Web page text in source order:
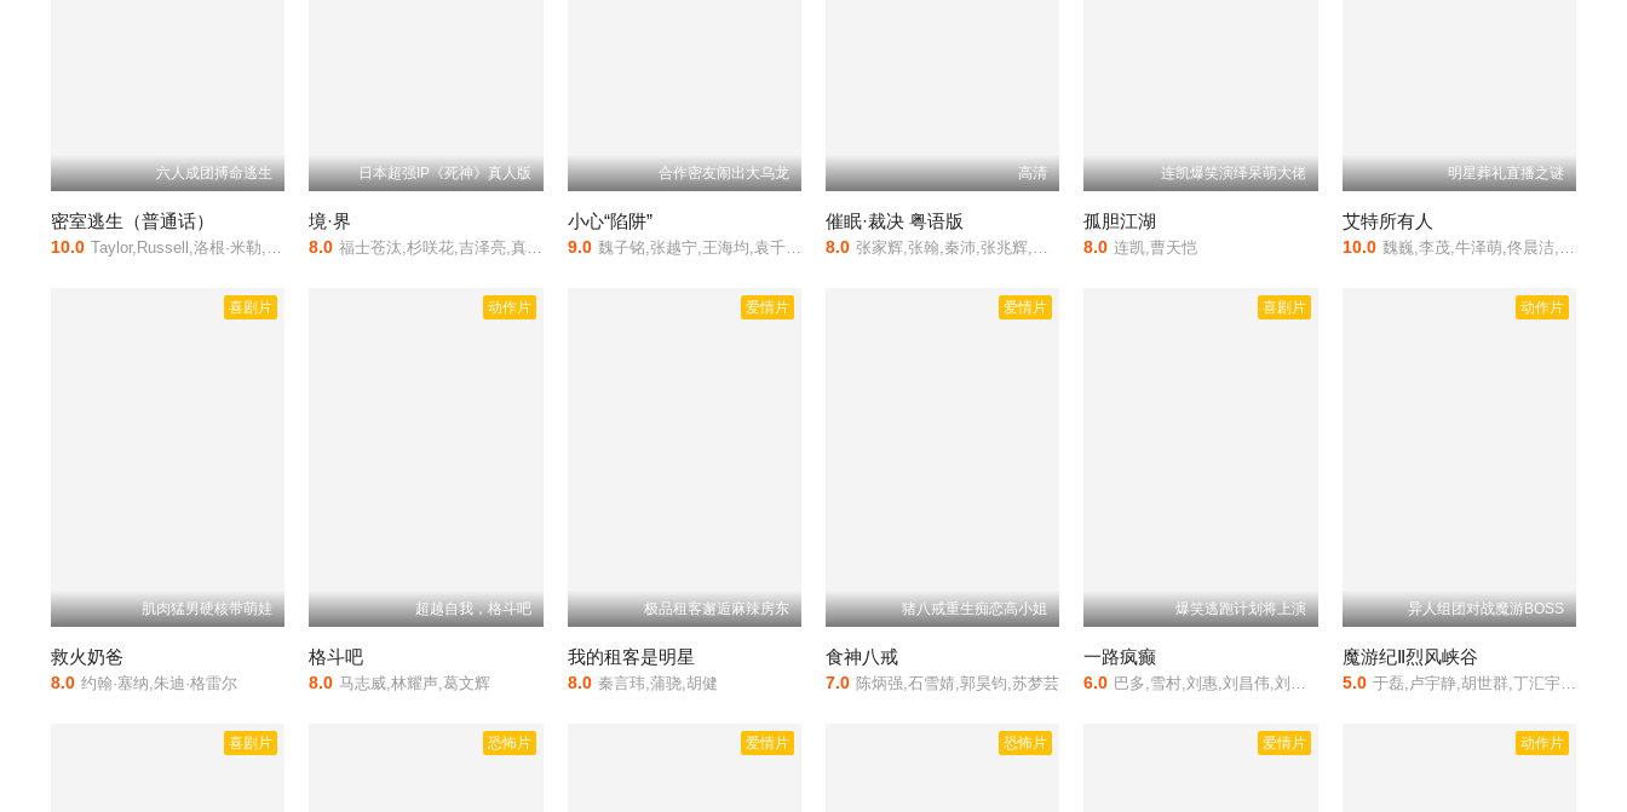
六人成团搏命逃生
密室逃生（普通话）
10.0 Taylor,Russell,洛根·米勒,黛博拉·安沃尔,泰勒·莱伯恩
日本超强IP《死神》真人版
境·界
8.0 福士苍汰,杉咲花,吉泽亮,真野惠里菜,小柳
合作密友闹出大乌龙
小心“陷阱”
9.0 魏子铭,张越宁,王海均,袁千山,岳阳
高清
催眠·裁决 粤语版
8.0 张家辉,张翰,秦沛,张兆辉,郑则仕,金燕玲,谷祖琳,苏丽珊,王浩信,郭政鸿,蔡瀚亿,骆应钧
连凯爆笑演绎呆萌大佬
孤胆江湖
8.0 连凯,曹天恺
明星葬礼直播之谜
艾特所有人
10.0 魏巍,李茂,牛泽萌,佟晨洁,陈柯帆
喜剧片
肌肉猛男硬核带萌娃
救火奶爸
8.0 约翰·塞纳,朱迪·格雷尔
动作片
超越自我，格斗吧
格斗吧
8.0 马志威,林耀声,葛文辉
爱情片
极品租客邂逅麻辣房东
我的租客是明星
8.0 秦言玮,蒲骁,胡健
爱情片
猪八戒重生痴恋高小姐
食神八戒
7.0 陈炳强,石雪婧,郭昊钧,苏梦芸
喜剧片
爆笑逃跑计划将上演
一路疯癫
6.0 巴多,雪村,刘惠,刘昌伟,刘伯勋
动作片
异人组团对战魔游BOSS
魔游纪Ⅱ烈风峡谷
5.0 于磊,卢宇静,胡世群,丁汇宇,魏来
喜剧片 恐怖片 爱情片 恐怖片 爱情片 动作片